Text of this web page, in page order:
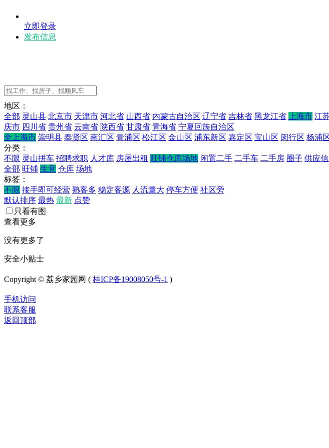
立即登录
发布信息
地区：
全部 灵山县 北京市 天津市 河北省 山西省 内蒙古自治区 辽宁省 吉林省 黑龙江省 上海市 江
庆市 四川省 贵州省 云南省 陕西省 甘肃省 青海省 宁夏回族自治区
全上海市 崇明县 奉贤区 南汇区 青浦区 松江区 金山区 浦东新区 嘉定区 宝山区 闵行区 杨浦
分类：
不限 灵山拼车 招聘求职 人才库 房屋出租 旺铺仓库场地 闲置二手 二手车 二手房 圈子 供应
全部 旺铺 生意 仓库 场地
标签：
不限 接手即可经营 熟客多 稳定客源 人流量大 停车方便 社区旁
默认排序 最热 最新 点赞
只看有图
查看更多
没有更多了
安全小贴士
Copyright © 荔乡家园网 ( 桂ICP备19008050号-1 )
手机访问
联系客服
返回顶部